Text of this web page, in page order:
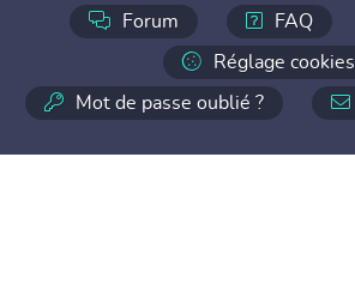
Forum FAQ
Réglage cookies
Mot de passe oublié ?